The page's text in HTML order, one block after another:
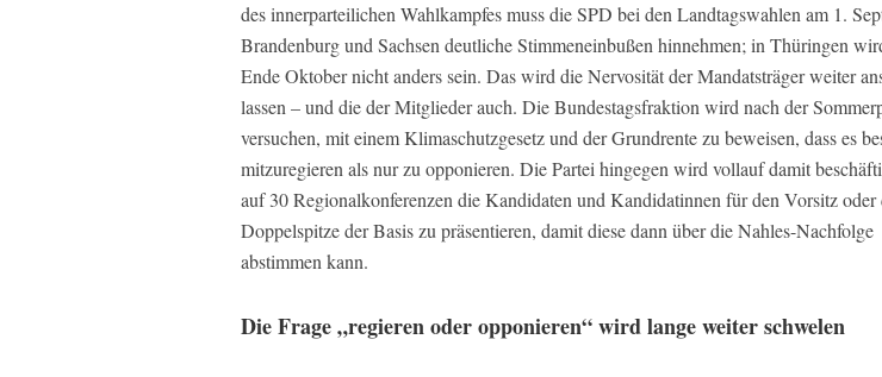
des innerparteilichen Wahlkampfes muss die SPD bei den Landtagswahlen am 1.
Brandenburg und Sachsen deutliche Stimmeneinbußen hinnehmen; in Thüringen
Ende Oktober nicht anders sein. Das wird die Nervosität der Mandatsträger weiter
lassen – und die der Mitglieder auch. Die Bundestagsfraktion wird nach der
versuchen, mit einem Klimaschutzgesetz und der Grundrente zu beweisen, dass es
mitzuregieren als nur zu opponieren. Die Partei hingegen wird vollauf damit
auf 30 Regionalkonferenzen die Kandidaten und Kandidatinnen für den Vorsitz oder
Doppelspitze der Basis zu präsentieren, damit diese dann über die Nahles-Nachfolge
abstimmen kann.
Die Frage „regieren oder opponieren“ wird lange weiter schwelen